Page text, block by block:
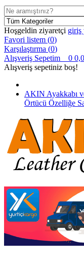
Hoşgeldin ziyaretçi giriş
Favori listem (0)
Karşılaştırma (0)
Alışveriş Sepetim
0
Alışveriş sepetiniz boş!
AKIN Ayakkabı
Örtücü Özelliğe